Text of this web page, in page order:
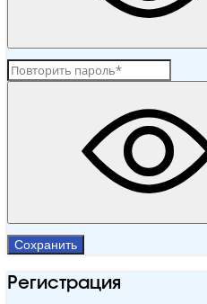
Сохранить
Регистрация